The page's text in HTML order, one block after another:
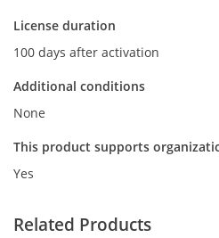
License duration
100 days after activation
Additional conditions
None
This product supports
Yes
Related Products